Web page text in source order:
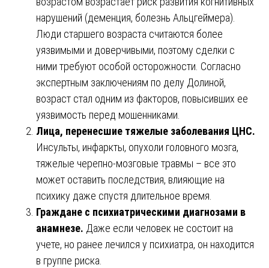
нарушений (деменция, болезнь Альцгеймера).
Люди старшего возраста считаются более
уязвимыми и доверчивыми, поэтому сделки с
ними требуют особой осторожности. Согласно
экспертным заключениям по делу Долиной,
возраст стал одним из факторов, повысивших ее
уязвимость перед мошенниками.
Лица, перенесшие тяжелые заболевания ЦНС.
Инсульты, инфаркты, опухоли головного мозга,
тяжелые черепно-мозговые травмы – все это
может оставить последствия, влияющие на
психику даже спустя длительное время.
Граждане с психиатрическими диагнозами в
анамнезе. Даже если человек не состоит на
учете, но ранее лечился у психиатра, он находится
в группе риска.